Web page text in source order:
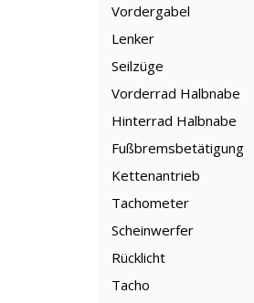
Vordergabel
Lenker
Seilzüge
Vorderrad Halbnabe
Hinterrad Halbnabe
Fußbremsbetätigung
Kettenantrieb
Tachometer
Scheinwerfer
Rücklicht
Tacho